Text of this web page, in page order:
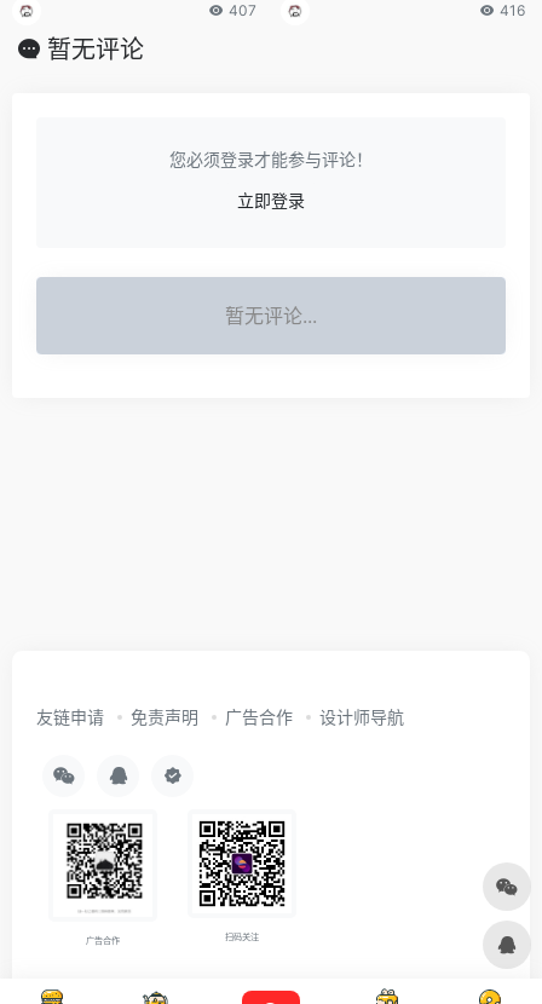
407 416
暂无评论
您必须登录才能参与评论！
立即登录
暂无评论...
友链申请 免责声明 广告合作 设计师导航
广告合作 扫码关注
Copyright © 2026沪ICP备2021007899号-5 Designed by 设计资源